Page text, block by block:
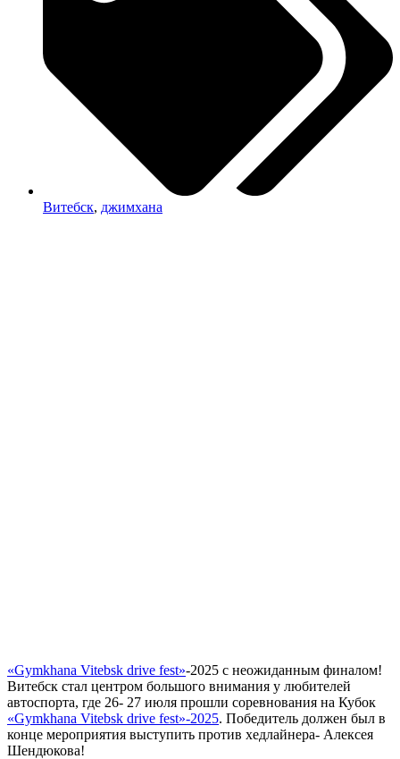
Витебск, джимхана
«Gymkhana Vitebsk drive fest»-2025 с неожиданным финалом!
Витебск стал центром большого внимания у любителей
автоспорта, где 26- 27 июля прошли соревнования на Кубок
«Gymkhana Vitebsk drive fest»-2025. Победитель должен был в
конце мероприятия выступить против хедлайнера- Алексея
Шендюкова!